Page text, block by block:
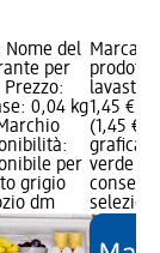
Nome del
per
0,04 kg
per
grigio
dm
Marca:
1,45 €;
(1,45 € /
grafica;
verde